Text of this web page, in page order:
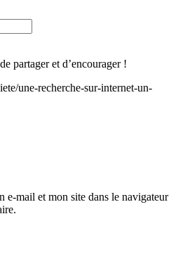
partager et d’encourager !
une-recherche-sur-internet-un-
e-mail et mon site dans le navigateur